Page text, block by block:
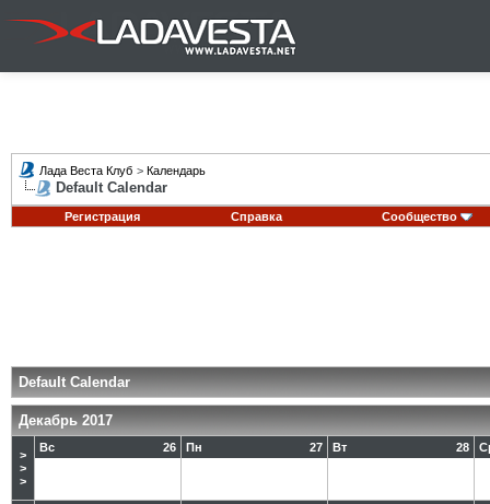
Лада Веста Клуб > Календарь
Default Calendar
Регистрация Справка Сообщество
Default Calendar
Декабрь 2017
>
>
>
26
Вс 27
Пн 28
Вт